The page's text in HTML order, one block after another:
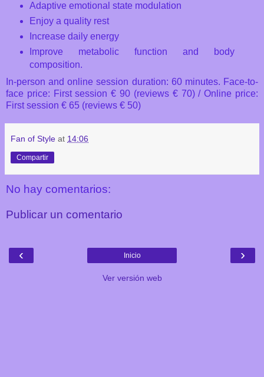
Adaptive emotional state modulation
Enjoy a quality rest
Increase daily energy
Improve metabolic function and body
composition.
In-person and online session duration: 60 minutes. Face-to-
face price: First session € 90 (reviews € 70) / Online price:
First session € 65 (reviews € 50)
Fan of Style at 14:06
Compartir
No hay comentarios:
Publicar un comentario
‹ ›
Inicio
Ver versión web